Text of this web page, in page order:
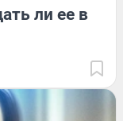
ли ее в